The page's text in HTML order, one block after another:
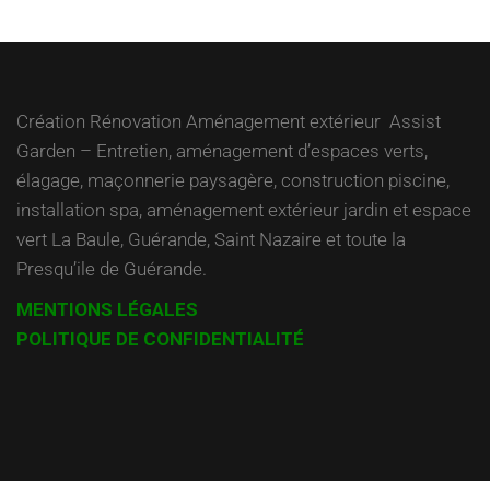
l’article
Création Rénovation Aménagement extérieur Assist
Garden – Entretien, aménagement d’espaces verts,
élagage, maçonnerie paysagère, construction piscine,
installation spa, aménagement extérieur jardin et espace
vert La Baule, Guérande, Saint Nazaire et toute la
Presqu’ile de Guérande.
MENTIONS LÉGALES
POLITIQUE DE CONFIDENTIALITÉ